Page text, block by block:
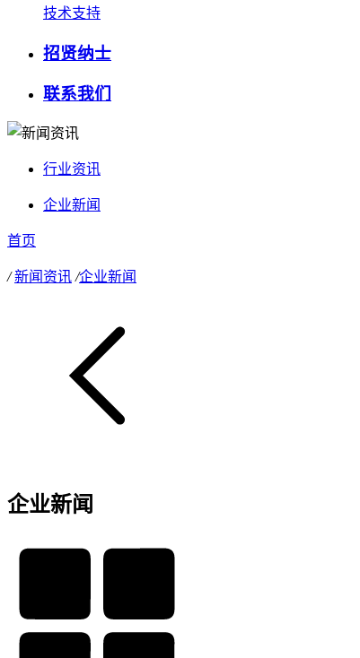
技术支持
招贤纳士
联系我们
行业资讯
企业新闻
首页
/ 新闻资讯 /企业新闻
企业新闻